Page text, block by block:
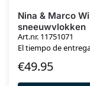
Nina & Marco
sneeuwvlokken
Art.nr. 11751071
El tiempo de
€49.95